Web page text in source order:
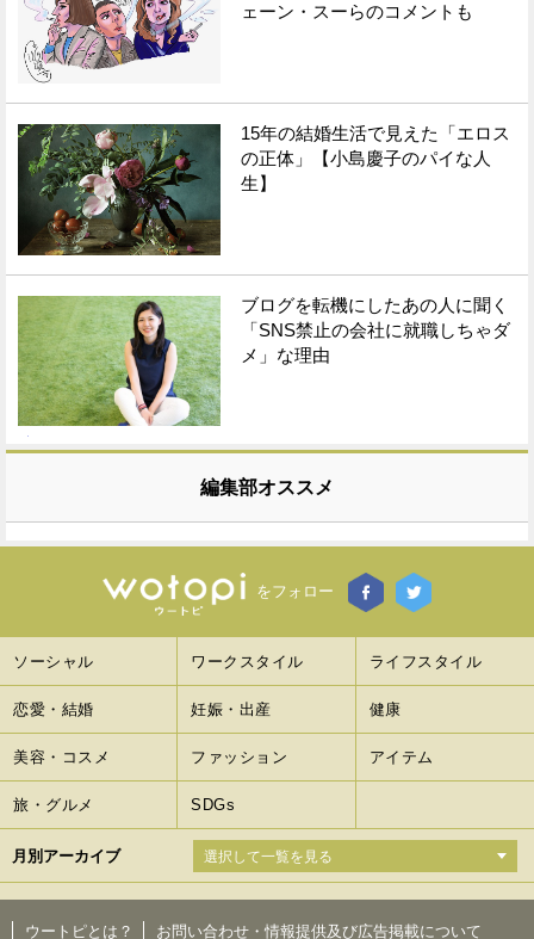
ェーン・スーらのコメントも
15年の結婚生活で見えた「エロス
の正体」【小島慶子のパイな人
生】
ブログを転機にしたあの人に聞く
「SNS禁止の会社に就職しちゃダ
メ」な理由
編集部オススメ
をフォロー
ソーシャル ワークスタイル ライフスタイル
恋愛・結婚 妊娠・出産 健康
美容・コスメ ファッション アイテム
旅・グルメ SDGs
月別アーカイブ
ウートピとは？ お問い合わせ・情報提供及び広告掲載について